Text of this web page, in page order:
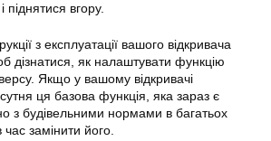
піднятися вгору.
з експлуатації вашого відкривача
дізнатися, як налаштувати функцію
Якщо у вашому відкривачі
ця базова функція, яка зараз є
з будівельними нормами в багатьох
замінити його.